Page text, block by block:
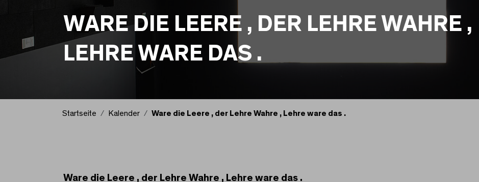
WARE DIE LEERE , DER LEHRE WAHRE ,
LEHRE WARE DAS .
Startseite Kalender
Ware die Leere , der Lehre Wahre , Lehre ware das .
Ware die Leere , der Lehre Wahre , Lehre ware das .